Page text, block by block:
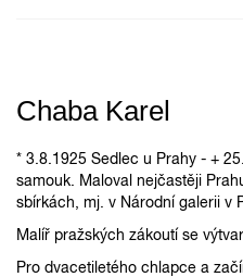
Chaba Karel
* 3.8.1925 Sedlec u Prahy - +
samouk. Maloval nejčastěji
sbírkách, mj. v Národní galerii v
Malíř pražských zákoutí se
Pro dvacetiletého chlapce a